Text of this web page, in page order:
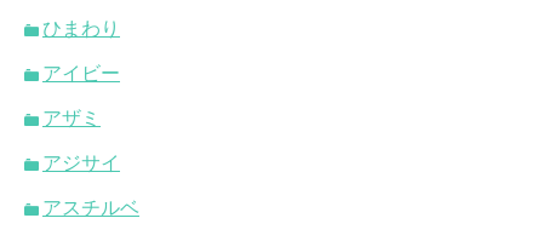
ひまわり
アイビー
アザミ
アジサイ
アスチルベ